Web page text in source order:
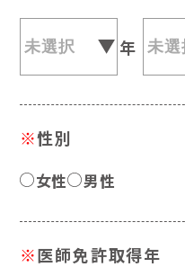
年
※性別
女性 男性
※医師免許取得年